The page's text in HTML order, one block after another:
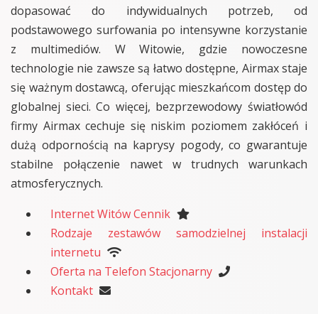
dopasować do indywidualnych potrzeb, od
podstawowego surfowania po intensywne korzystanie
z multimediów. W Witowie, gdzie nowoczesne
technologie nie zawsze są łatwo dostępne, Airmax staje
się ważnym dostawcą, oferując mieszkańcom dostęp do
globalnej sieci. Co więcej, bezprzewodowy światłowód
firmy Airmax cechuje się niskim poziomem zakłóceń i
dużą odpornością na kaprysy pogody, co gwarantuje
stabilne połączenie nawet w trudnych warunkach
atmosferycznych.
Internet Witów Cennik
Rodzaje zestawów samodzielnej instalacji
internetu
Oferta na Telefon Stacjonarny
Kontakt